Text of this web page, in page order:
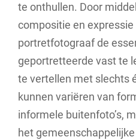
te onthullen. Door
compositie en
portretfotograaf de
geportretteerde vast te
te vertellen met slechts
kunnen variëren van
informele buitenfoto’s,
het